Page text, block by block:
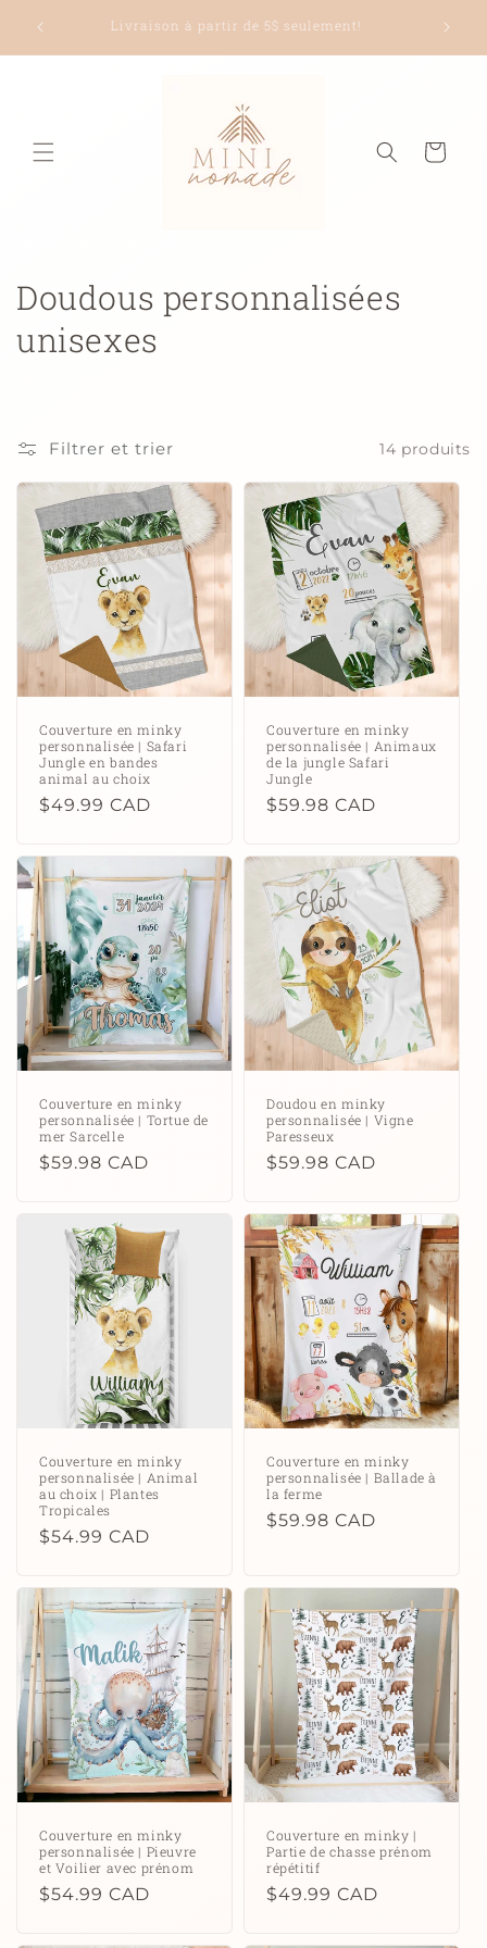
passer
Livraison à partir de 5$ seulement!
Panier
C
o
e
o
n
Doudous personnalisées
unisexes
Filtrer et trier 14 produits
Couverture en minky
personnalisée | Safari
Jungle en bandes
animal au choix
Prix
$49.99 CAD
Couverture en minky
personnalisée | Animaux
de la jungle Safari
Jungle
Prix
$59.98 CAD
Couverture en minky
personnalisée | Tortue de
mer Sarcelle
Prix
$59.98 CAD
Doudou en minky
personnalisée | Vigne
Paresseux
Prix
$59.98 CAD
Couverture en minky
personnalisée | Animal
au choix | Plantes
Tropicales
Prix
$54.99 CAD
Couverture en minky
personnalisée | Ballade à
la ferme
Prix
$59.98 CAD
Couverture en minky
personnalisée | Pieuvre
et Voilier avec prénom
Prix
$54.99 CAD
Couverture en minky |
Partie de chasse prénom
répétitif
Prix
$49.99 CAD